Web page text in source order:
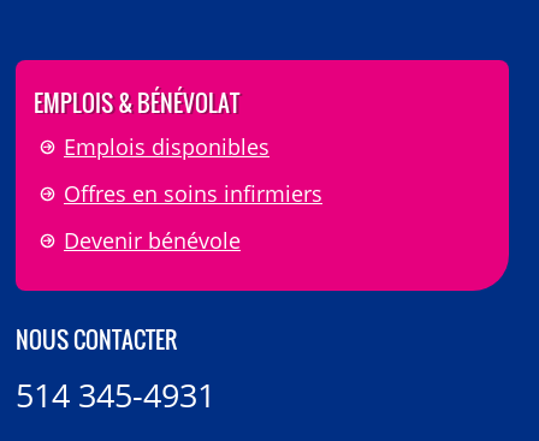
EMPLOIS & BÉNÉVOLAT
Emplois disponibles
Offres en soins infirmiers
Devenir bénévole
NOUS CONTACTER
514 345-4931